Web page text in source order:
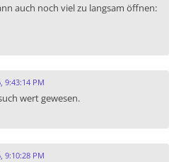
auch noch viel zu langsam öffnen:
9:43:14 PM
wert gewesen.
9:10:28 PM